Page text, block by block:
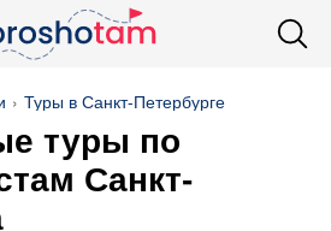
Туры в Санкт-Петербурге
туры по
Санкт-